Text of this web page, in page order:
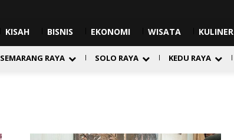
KISAH BISNIS EKONOMI WISATA KULINER
SEMARANG RAYA SOLO RAYA KEDU RAYA